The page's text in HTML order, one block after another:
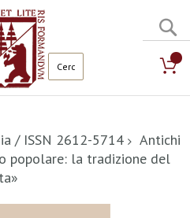
/ ISSN 2612-5714
Antichi
popolare: la tradizione del